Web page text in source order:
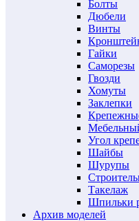
Болты
Дюбели
Винты
Гайки
Саморезы
Гвозди
Хомуты
Заклепки
Угол
Шайбы
Шурупы
Такелаж
Шпильки
Архив моделей